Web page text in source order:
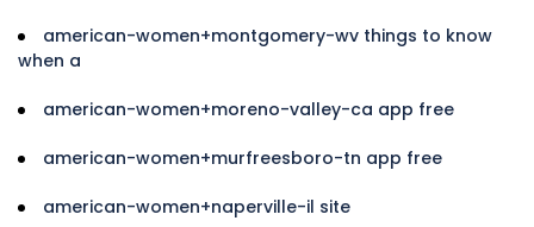
american-women+montgomery-wv things to know
when a
american-women+moreno-valley-ca app free
american-women+murfreesboro-tn app free
american-women+naperville-il site